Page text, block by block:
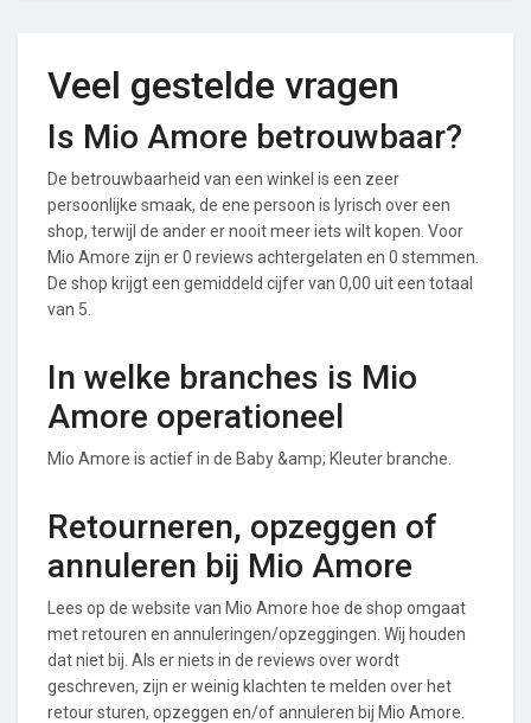
Veel gestelde vragen
Is Mio Amore betrouwbaar?
De betrouwbaarheid van een winkel is een zeer
persoonlijke smaak, de ene persoon is lyrisch over een
shop, terwijl de ander er nooit meer iets wilt kopen. Voor
Mio Amore zijn er 0 reviews achtergelaten en 0 stemmen.
De shop krijgt een gemiddeld cijfer van 0,00 uit een totaal
van 5.
In welke branches is Mio
Amore operationeel
Mio Amore is actief in de Baby &amp; Kleuter branche.
Retourneren, opzeggen of
annuleren bij Mio Amore
Lees op de website van Mio Amore hoe de shop omgaat
met retouren en annuleringen/opzeggingen. Wij houden
dat niet bij. Als er niets in de reviews over wordt
geschreven, zijn er weinig klachten te melden over het
retour sturen, opzeggen en/of annuleren bij Mio Amore.